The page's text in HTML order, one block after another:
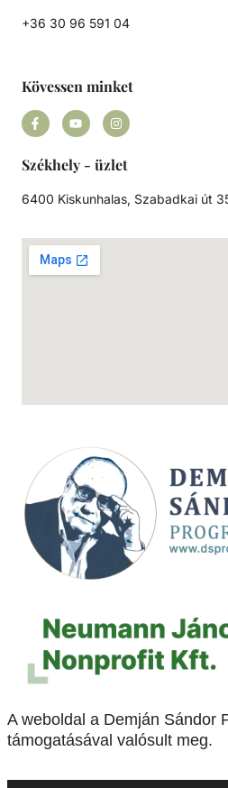
+36 30 96 591 04
Kövessen minket
Székhely - üzlet
6400 Kiskunhalas, Szabadkai út
A weboldal a Demján Sándor
támogatásával valósult meg.